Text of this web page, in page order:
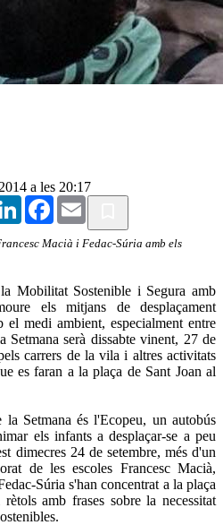
a les 20:17
LinkedInFacebook
Email
Macià i Fedac-Súria amb els
Mobilitat Sostenible i Segura amb
els mitjans de desplaçament
el medi ambient, especialment entre
serà dissabte vinent, 27 de
carrers de la vila i altres activitats
es faran a la plaça de Sant Joan al
Setmana és l'Ecopeu, un autobús
els infants a desplaçar-se a peu
dimecres 24 de setembre, més d'un
de les escoles Francesc Macià,
Súria s'han concentrat a la plaça
amb frases sobre la necessitat